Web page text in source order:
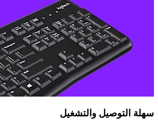
سهلة التوصيل والتشغيل